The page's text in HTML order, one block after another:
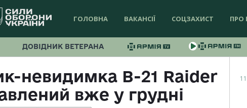
ГОЛОВНА ВАКАНСІЇ СОЦЗАХИСТ ПРО
ДОВІДНИК ВЕТЕРАНА
невидимка B-21 Raider
вже у грудні